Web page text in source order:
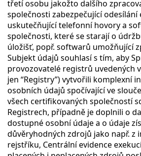
třetí osobu jakožto dalšího
společnosti zabezpečující odesílání
uskutečňující telefonní hovory a
společnosti, které se starají o
úložišť, popř. softwarů umožňující
Subjekt údajů souhlasí s tím, aby
provozovatelé registrů uvedených
jen “Registry”) vytvořili komplexní
osobních údajů spočívající ve
všech certifikovaných společností
Registrech, případně je doplnili o
dostupné osobní údaje a o údaje
důvěryhodných zdrojů jako např. z
rejstříku, Centrální evidence